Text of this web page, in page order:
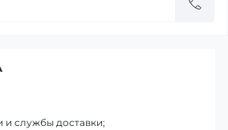
и службы доставки;